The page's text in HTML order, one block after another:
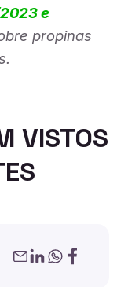
e
propinas
VISTOS